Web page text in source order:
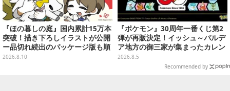
『ほの暮しの庭』国内累計15万本
突破！描き下ろしイラストが公開
ー品切れ続出のパッケージ版も順
次出荷再開へ
2026.8.10
『ポケモン』30周年一番くじ第2
弾が再販決定！イッシュ～パルデ
ア地方の御三家が集まったカレン
ダー、ぬいぐるみなど記念グッズ
2026.8.5
Recommended by